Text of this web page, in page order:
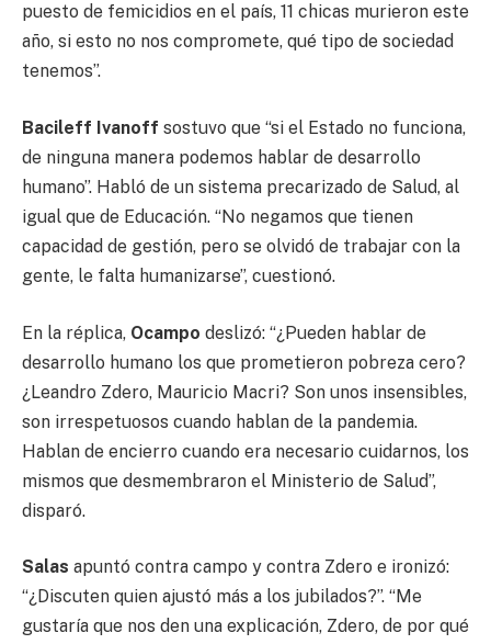
puesto de femicidios en el país, 11 chicas murieron este
año, si esto no nos compromete, qué tipo de sociedad
tenemos”.
Bacileff Ivanoff sostuvo que “si el Estado no funciona,
de ninguna manera podemos hablar de desarrollo
humano”. Habló de un sistema precarizado de Salud, al
igual que de Educación. “No negamos que tienen
capacidad de gestión, pero se olvidó de trabajar con la
gente, le falta humanizarse”, cuestionó.
En la réplica, Ocampo deslizó: “¿Pueden hablar de
desarrollo humano los que prometieron pobreza cero?
¿Leandro Zdero, Mauricio Macri? Son unos insensibles,
son irrespetuosos cuando hablan de la pandemia.
Hablan de encierro cuando era necesario cuidarnos, los
mismos que desmembraron el Ministerio de Salud”,
disparó.
Salas apuntó contra campo y contra Zdero e ironizó:
“¿Discuten quien ajustó más a los jubilados?”. “Me
gustaría que nos den una explicación, Zdero, de por qué